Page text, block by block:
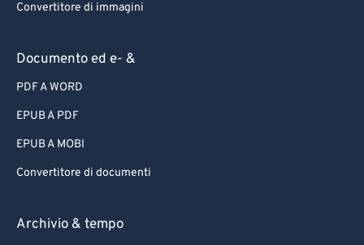
Convertitore di immagini
Documento ed e- &
PDF A WORD
EPUB A PDF
EPUB A MOBI
Convertitore di documenti
Archivio & tempo